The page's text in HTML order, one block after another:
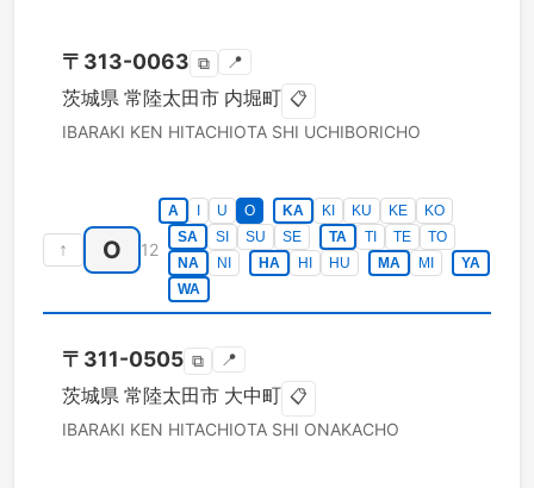
〒 313-0063 ⧉ 📍
茨城県 常陸太田市 内堀町 📋
IBARAKI KEN HITACHIOTA SHI UCHIBORICHO
↑ O 12
A U O KA KI KU KE
KO
SA
SI SU SE TA TI TE
TO
NA
NI HA HI HU MA MI
YA
WA
〒 311-0505 ⧉ 📍
茨城県 常陸太田市 大中町 📋
IBARAKI KEN HITACHIOTA SHI ONAKACHO